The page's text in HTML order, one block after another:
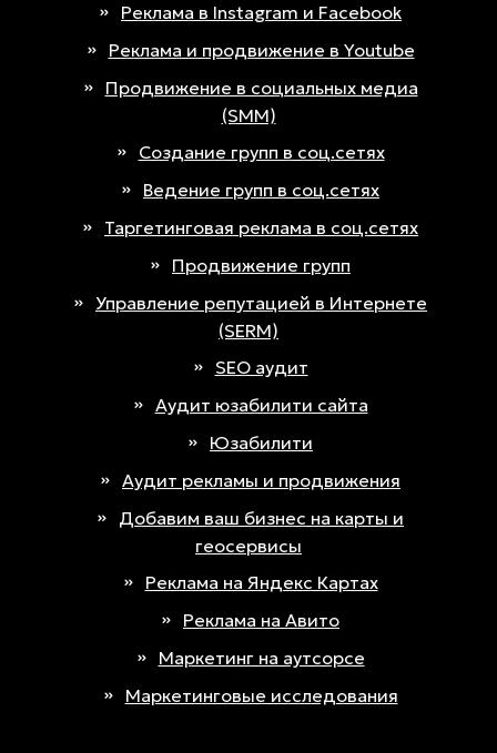
Реклама в Instagram и Facebook
Реклама и продвижение в Youtube
Продвижение в социальных медиа
(SMM)
Создание групп в соц.сетях
Ведение групп в соц.сетях
Таргетинговая реклама в соц.сетях
Продвижение групп
Управление репутацией в Интернете
(SERM)
SEO аудит
Аудит юзабилити сайта
Юзабилити
Аудит рекламы и продвижения
Добавим ваш бизнес на карты и
геосервисы
Реклама на Яндекс Картах
Реклама на Авито
Маркетинг на аутсорсе
Маркетинговые исследования